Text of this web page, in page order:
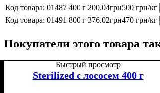
01487 400 г 200.04грн500 грн/кг
01491 800 г 376.02грн470 грн/кг
Покупатели этого товара
Быстрый просмотр
Sterilized с лососем 400 г